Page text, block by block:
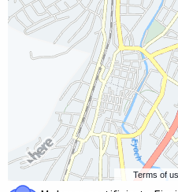
Terms of